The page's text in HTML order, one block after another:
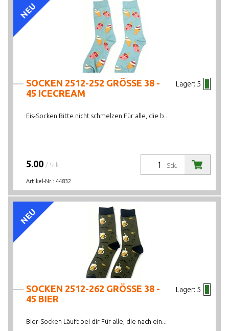
NEU
Lager: 5
SOCKEN 2512-252 GRÖSSE 38 -
45 ICECREAM
Eis-Socken Bitte nicht schmelzen Für alle, die b...
Stk.
5.00 / Stk.
Artikel-Nr.: 44832
NEU
Lager: 5
SOCKEN 2512-262 GRÖSSE 38 -
45 BIER
Bier-Socken Läuft bei dir Für alle, die nach ein...